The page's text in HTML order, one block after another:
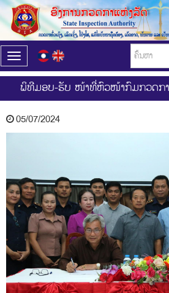
T
o
g
l
e
a
t
i
o
ພິທີມອບ-ຮັບ ໜ້າທີ່ຫົວໜ້າກົມກວດກ
05/07/2024